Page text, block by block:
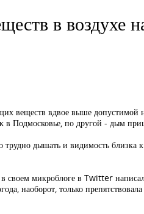
в воздухе
веществ вдвое выше
Подмосковье, по другой - дым
трудно дышать и видимость близка
своем микроблоге в Twitter
наоборот, только